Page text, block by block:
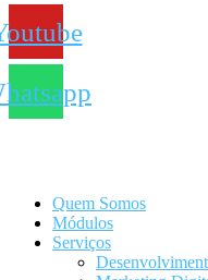
Quem Somos
Módulos
Serviços